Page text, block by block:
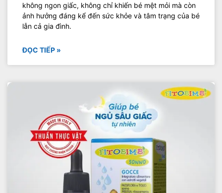
không ngon giấc, không chỉ khiến bé mệt mỏi mà còn
ảnh hưởng đáng kể đến sức khỏe và tâm trạng của bé
lẫn cả gia đình.
ĐỌC TIẾP »